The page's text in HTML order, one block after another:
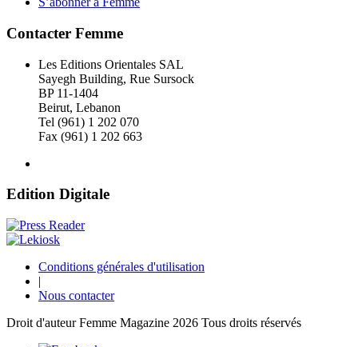
Contacter Femme
Les Editions Orientales SAL
Sayegh Building, Rue Sursock
BP 11-1404
Beirut, Lebanon
Tel (961) 1 202 070
Fax (961) 1 202 663
Edition Digitale
Conditions générales d'utilisation
|
Nous contacter
Droit d'auteur Femme Magazine 2026 Tous droits réservés